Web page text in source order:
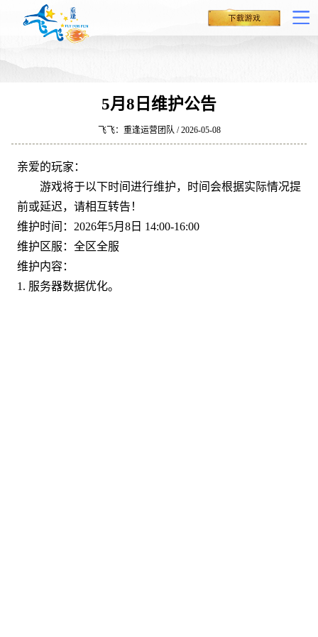
5月8日维护公告
飞飞：重逢运营团队 / 2026-05-08
亲爱的玩家：
游戏将于以下时间进行维护，时间会根据实际情况提
前或延迟，请相互转告！
维护时间：2026年5月8日 14:00-16:00
维护区服：全区全服
维护内容：
1. 服务器数据优化。